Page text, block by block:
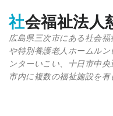
社会福祉法
広島県三次市にある社会
や特別養護老人ホームル
ンターいこい、十日市中
市内に複数の福祉施設を有